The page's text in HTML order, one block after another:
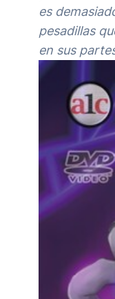
es
pesadillas
en sus